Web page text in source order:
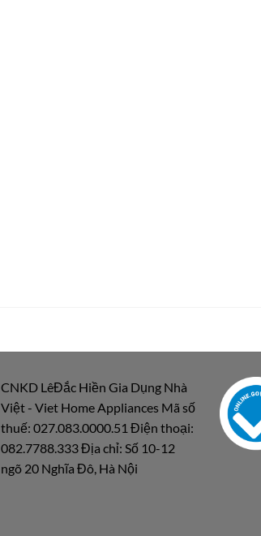
CNKD LêĐắc Hiền Gia Dụng Nhà
Việt - Viet Home Appliances Mã số
thuế: 027.083.0000.51 Điện thoại:
082.7788.333 Địa chỉ: Số 10-12
ngõ 20 Nghĩa Đô, Hà Nội